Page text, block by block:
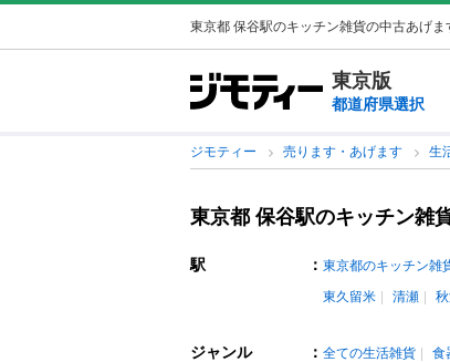
東京都 保谷駅のキッチン雑貨の中古あげま
東京版
都道府県選択
ジモティー 売ります・あげます 生
東京都 保谷駅のキッチン雑
駅 ： 東京都のキッチン雑
東久留米
清瀬
ジャンル ： 全ての生活雑貨 食